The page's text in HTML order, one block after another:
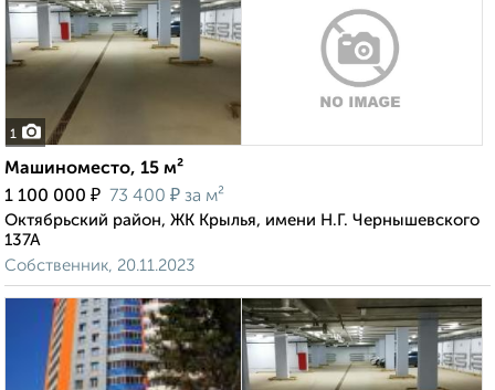
1
Машиноместо, 15 м²
1 100 000 ₽ 73 400 ₽ за м²
Октябрьский район, ЖК Крылья, имени Н.Г. Чернышевского
137А
Собственник, 20.11.2023